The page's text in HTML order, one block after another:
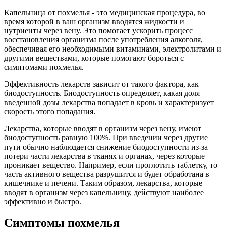
Капельница от похмелья - это медицинская процедура, во
время которой в ваш организм вводятся жидкости и
нутриенты через вену. Это помогает ускорить процесс
восстановления организма после употребления алкоголя,
обеспечивая его необходимыми витаминами, электролитами и
другими веществами, которые помогают бороться с
симптомами похмелья.
Эффективность лекарств зависит от такого фактора, как
биодоступность. Биодоступность определяет, какая доля
введенной дозы лекарства попадает в кровь и характеризует
скорость этого попадания.
Лекарства, которые вводят в организм через вену, имеют
биодоступность равную 100%. При введении через другие
пути обычно наблюдается снижение биодоступности из-за
потери части лекарства в тканях и органах, через которые
проникает вещество. Например, если проглотить таблетку, то
часть активного вещества разрушится и будет обработана в
кишечнике и печени. Таким образом, лекарства, которые
вводят в организм через капельницу, действуют наиболее
эффективно и быстро.
Симптомы похмелья